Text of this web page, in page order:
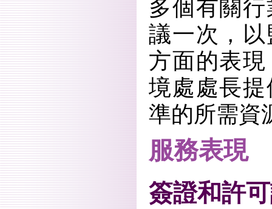
多個有關
議一次，
方面的表
境處處長
準的所需資
服務表現
簽證和許